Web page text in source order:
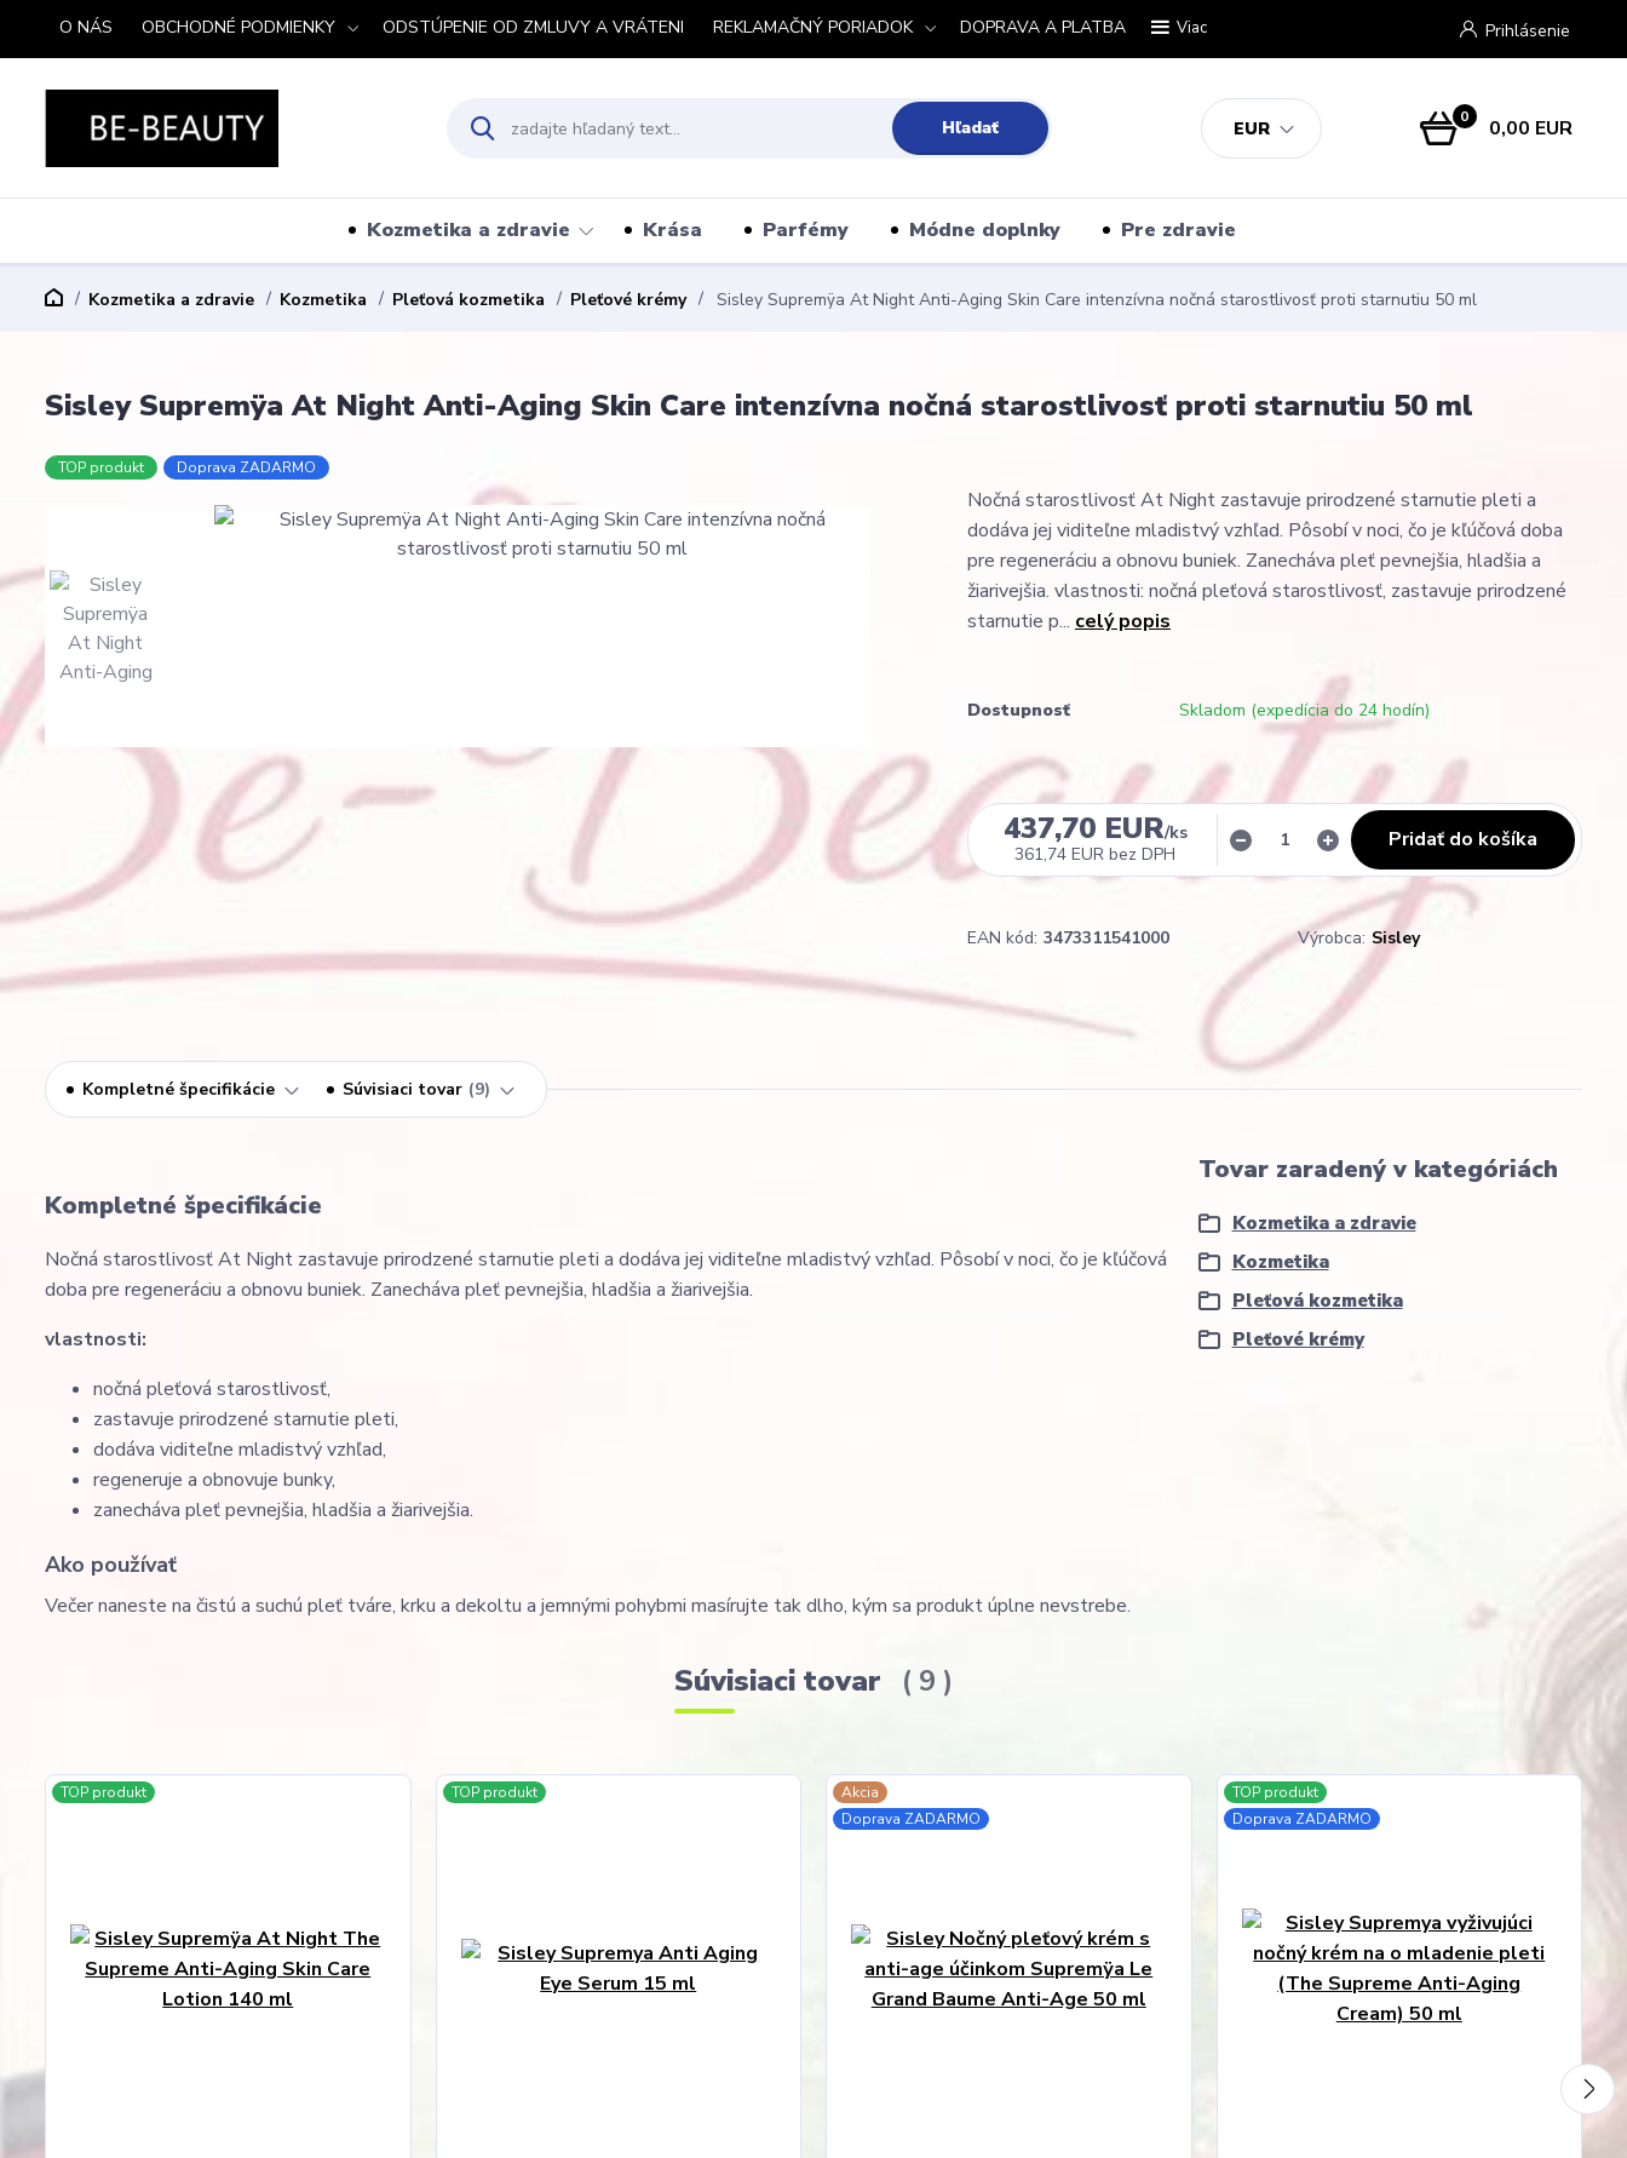
O NÁS OBCHODNÉ PODMIENKY ODSTÚPENIE OD ZMLUVY A VRÁTENI REKLAMAČNÝ PORIADOK DOPRAVA A PLATBA Viac
EUR
Prihlásenie
Hľadať 0 0,00 EUR
Kozmetika a zdravie Krása Parfémy Módne doplnky Pre zdravie
Kozmetika a zdravie Kozmetika Pleťová kozmetika Pleťové krémy Sisley Supremÿa At Night Anti-Aging Skin Care intenzívna nočná starostlivosť proti starnutiu 50 ml
Sisley Supremÿa At Night Anti-Aging Skin Care intenzívna nočná starostlivosť proti starnutiu 50 ml
TOP produkt Doprava ZADARMO
Nočná starostlivosť At Night zastavuje prirodzené starnutie pleti a
dodáva jej viditeľne mladistvý vzhľad. Pôsobí v noci, čo je kľúčová doba
pre regeneráciu a obnovu buniek. Zanecháva pleť pevnejšia, hladšia a
žiarivejšia. vlastnosti: nočná pleťová starostlivosť, zastavuje prirodzené
starnutie p... celý popis
Dostupnosť Skladom (expedícia do 24 hodín)
437,70 EUR/ks
361,74 EUR bez DPH
Pridať do košíka
EAN kód: 3473311541000 Výrobca: Sisley
Kompletné špecifikácie Súvisiaci tovar 9
Kompletné špecifikácie
Nočná starostlivosť At Night zastavuje prirodzené starnutie pleti a dodáva jej viditeľne mladistvý vzhľad. Pôsobí v noci, čo je kľúčová
doba pre regeneráciu a obnovu buniek. Zanecháva pleť pevnejšia, hladšia a žiarivejšia.
vlastnosti:
nočná pleťová starostlivosť,
zastavuje prirodzené starnutie pleti,
dodáva viditeľne mladistvý vzhľad,
regeneruje a obnovuje bunky,
zanecháva pleť pevnejšia, hladšia a žiarivejšia.
Ako používať
Večer naneste na čistú a suchú pleť tváre, krku a dekoltu a jemnými pohybmi masírujte tak dlho, kým sa produkt úplne nevstrebe.
Tovar zaradený v kategóriách
Kozmetika a zdravie
Kozmetika
Pleťová kozmetika
Pleťové krémy
Súvisiaci tovar 9
TOP produkt TOP produkt
Akcia
Doprava ZADARMO
TOP produkt
Doprava ZADARMO